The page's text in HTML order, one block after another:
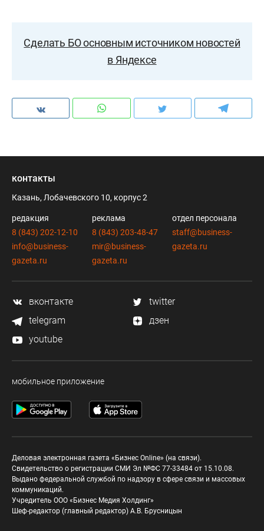
Сделать БО основным источником новостей
в Яндексе
контакты
Казань, Лобачевского 10, корпус 2
редакция
8 (843) 202-12-10
info@business-
gazeta.ru
реклама
8 (843) 203-48-47
mir@business-
gazeta.ru
отдел персонала
staff@business-
gazeta.ru
вконтакте
twitter
telegram
дзен
youtube
мобильное приложение
Деловая электронная газета «Бизнес Online» (на связи).
Свидетельство о регистрации СМИ Эл №ФС 77-33484 от 15.10.08.
Выдано федеральной службой по надзору в сфере связи и массовых
коммуникаций.
Учредитель ООО «Бизнес Медия Холдинг»
Шеф-редактор (главный редактор) А.В. Брусницын